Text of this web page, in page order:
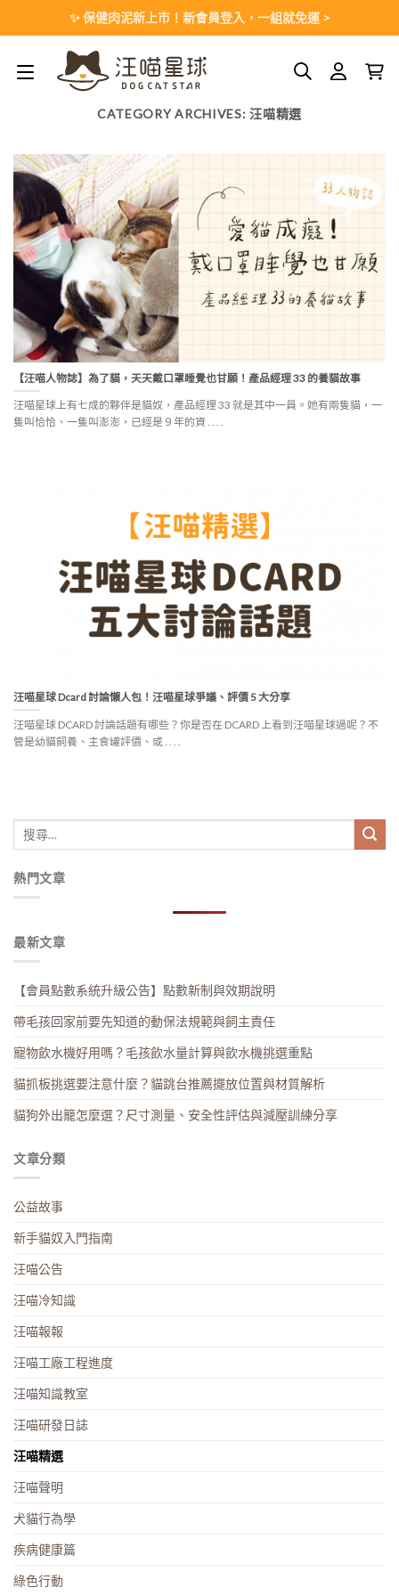
✨ 保健肉泥新上市！新會員登入，一組就免運 >
CATEGORY ARCHIVES:汪喵精選
【汪喵人物誌】為了貓，天天戴口罩睡覺也甘願！產品經理 33 的養貓故事
汪喵星球上有七成的夥伴是貓奴，產品經理 33 就是其中一員。她有兩隻貓，一
隻叫恰恰、一隻叫澎澎，已經是９年的資 . . . .
汪喵星球 Dcard 討論懶人包！汪喵星球爭議、評價 5 大分享
汪喵星球 DCARD 討論話題有哪些？你是否在 DCARD 上看到汪喵星球過呢？不
管是幼貓飼養、主食罐評價、或 . . . .
熱門文章
最新文章
【會員點數系統升級公告】點數新制與效期說明
帶毛孩回家前要先知道的動保法規範與飼主責任
寵物飲水機好用嗎？毛孩飲水量計算與飲水機挑選重點
貓抓板挑選要注意什麼？貓跳台推薦擺放位置與材質解析
貓狗外出籠怎麼選？尺寸測量、安全性評估與減壓訓練分享
文章分類
公益故事
新手貓奴入門指南
汪喵公告
汪喵冷知識
汪喵報報
汪喵工廠工程進度
汪喵知識教室
汪喵研發日誌
汪喵精選
汪喵聲明
犬貓行為學
疾病健康篇
綠色行動